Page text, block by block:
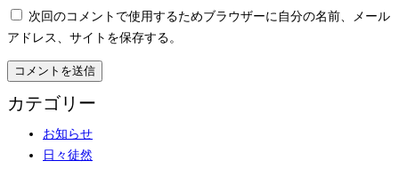
次回のコメントで使用するためブラウザーに自分の名前、メール
アドレス、サイトを保存する。
カテゴリー
お知らせ
日々徒然